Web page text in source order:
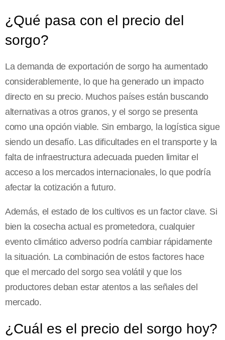
¿Qué pasa con el precio del
sorgo?
La demanda de exportación de sorgo ha aumentado
considerablemente, lo que ha generado un impacto
directo en su precio. Muchos países están buscando
alternativas a otros granos, y el sorgo se presenta
como una opción viable. Sin embargo, la logística sigue
siendo un desafío. Las dificultades en el transporte y la
falta de infraestructura adecuada pueden limitar el
acceso a los mercados internacionales, lo que podría
afectar la cotización a futuro.
Además, el estado de los cultivos es un factor clave. Si
bien la cosecha actual es prometedora, cualquier
evento climático adverso podría cambiar rápidamente
la situación. La combinación de estos factores hace
que el mercado del sorgo sea volátil y que los
productores deban estar atentos a las señales del
mercado.
¿Cuál es el precio del sorgo hoy?